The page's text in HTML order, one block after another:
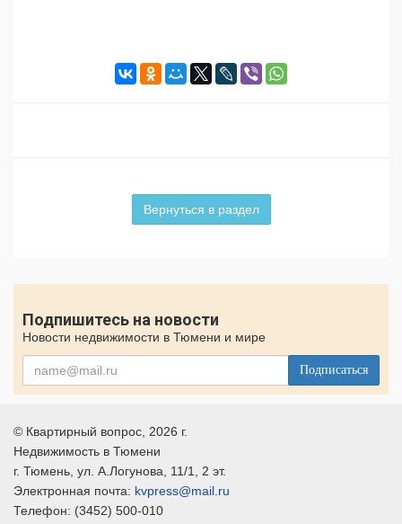
Вернуться в раздел
Подпишитесь на новости
Новости недвижимости в Тюмени и мире
Подписаться
© Квартирный вопрос , 2026 г.
Недвижимость в Тюмени
г. Тюмень , ул. А.Логунова, 11/1, 2 эт.
Электронная почта: kvpress@mail.ru
Телефон: (3452) 500-010